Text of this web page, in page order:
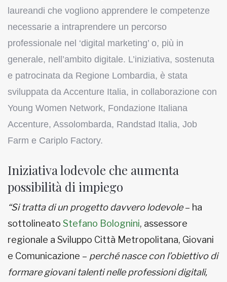
laureandi che vogliono apprendere le competenze
necessarie a intraprendere un percorso
professionale nel ‘digital marketing’ o, più in
generale, nell’ambito digitale. L’iniziativa, sostenuta
e patrocinata da Regione Lombardia, è stata
sviluppata da Accenture Italia, in collaborazione con
Young Women Network, Fondazione Italiana
Accenture, Assolombarda, Randstad Italia, Job
Farm e Cariplo Factory.
Iniziativa lodevole che aumenta
possibilità di impiego
“Si tratta di un progetto davvero lodevole– ha
sottolineato Stefano Bolognini, assessore
regionale a Sviluppo Città Metropolitana, Giovani
e Comunicazione – perché nasce con l’obiettivo di
formare giovani talenti nelle professioni digitali,